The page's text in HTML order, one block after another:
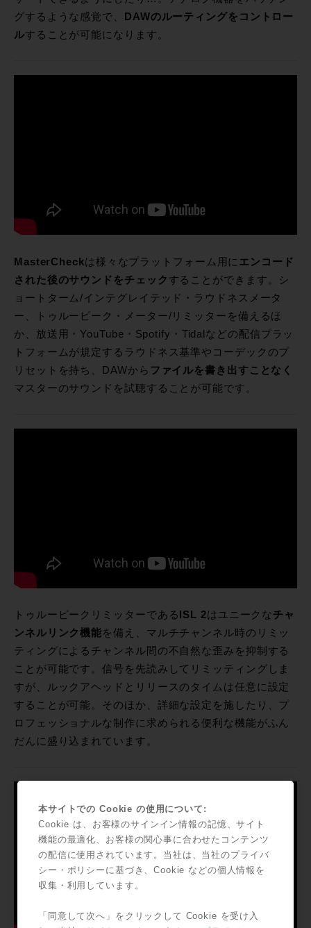
グするような感覚で、
DAWのルーティングをコントロー
ルすることが可能になります。
MasterCheckは様々なプラットフォーム用に エンコード
された後のサウンドをチェック することができます。シ
ョートターム/インテグレイテッド・ラウドネスメータ
ー、トゥルーピーク・メーター/リミッターを備えるほ
か、放送用・YouTube・Spotify・Tidalなどの配信プラッ
トフォームが規定するラウドネス基準やコーデックのプ
リセットを持ち、DAWから ファイルを書き出すことなく
マスターのサウンドを試聴することが可能です。
トゥルーピークリミッターである ISL 2はユニークなチャ
ンネルリンク機能を備え、マルチチャンネル時のリミッ
ティングによるチャンネル間の不自然な歪みを抑制する
ことが可能です。信号を先読みしてリミッティングしま
すが、ルックアヘッドとリリースのタイムは任意に設定
することが可能。そのほか、詳細な設定を施したり、プ
ロフェッショナルな制作に求められる便利な機能がふん
だんに盛り込まれています。
本サイトでの Cookie の使用について:
Cookie は、お客様のサインイン情報の記憶、サイト
機能の最適化、お客様の関心事に合わせたコンテンツ
の配信に使用されています。当社は、当社のプライバ
シー・ポリシーに基づき、Cookie などの個人情報を
収集・利用しています。
「同意して次へ」をクリックして Cookie を受け入